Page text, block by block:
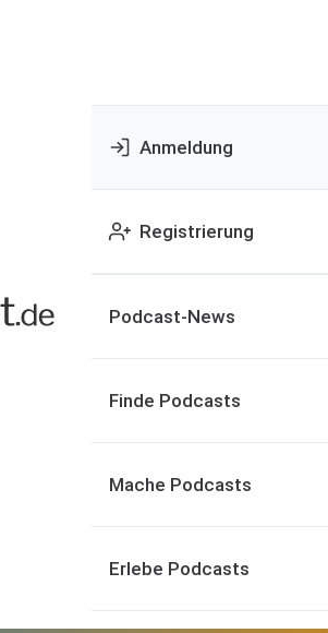
Anmeldung
Registrierung
Podcast-News
Finde Podcasts
Mache Podcasts
Erlebe Podcasts